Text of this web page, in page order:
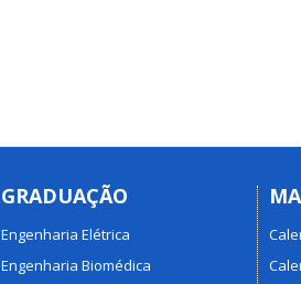
GRADUAÇÃO
Engenharia Elétrica
Engenharia Biomédica